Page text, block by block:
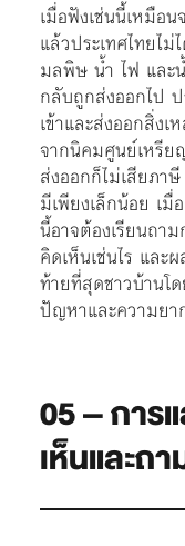
เมื่อฟังเช่นนี้เหมือ
แล้วประเทศไทยไม่
มลพิษ น้ำ ไฟ และ
กลับถูกส่งออกไป ป
เข้าและส่งออกสิ่ง
จากนิคมศูนย์เหรีย
ส่งออกก็ไม่เสียภา
มีเพียงเล็กน้อย เ
นี้อาจต้องเรียนถา
คิดเห็นเช่นไร และ
ท้ายที่สุดชาวบ้านโ
ปัญหาและความยา
05 – การ
เห็นและถ